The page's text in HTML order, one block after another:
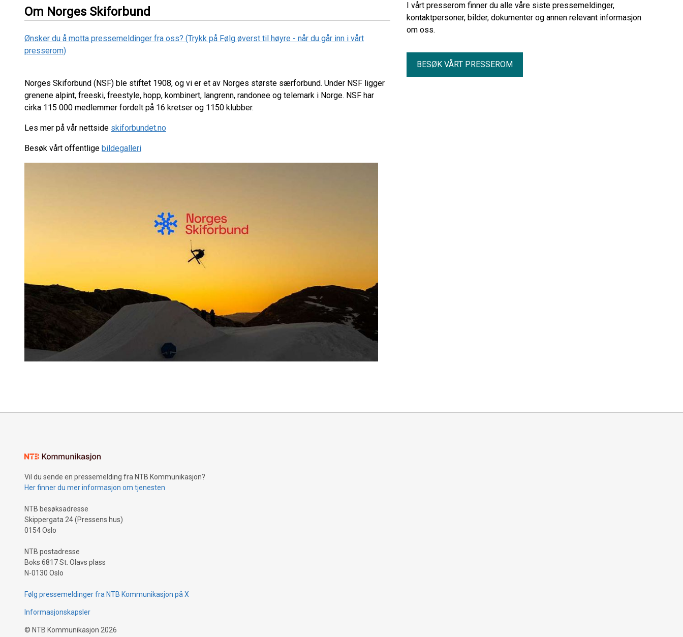
Om Norges Skiforbund
Ønsker du å motta pressemeldinger fra oss? (Trykk på Følg øverst til høyre - når du går inn i vårt
presserom)
Norges Skiforbund (NSF) ble stiftet 1908, og vi er et av Norges største særforbund. Under NSF ligger
grenene alpint, freeski, freestyle, hopp, kombinert, langrenn, randonee og telemark i Norge. NSF har
cirka 115 000 medlemmer fordelt på 16 kretser og 1150 klubber.
Les mer på vår nettside skiforbundet.no
Besøk vårt offentlige bildegalleri
I vårt presserom finner du alle våre siste pressemeldinger,
kontaktpersoner, bilder, dokumenter og annen relevant informasjon
om oss.
BESØK VÅRT PRESSEROM
Vil du sende en pressemelding fra NTB Kommunikasjon?
Her finner du mer informasjon om tjenesten
NTB besøksadresse
Skippergata 24 (Pressens hus)
0154 Oslo
NTB postadresse
Boks 6817 St. Olavs plass
N-0130 Oslo
Følg pressemeldinger fra NTB Kommunikasjon på X
Informasjonskapsler
© NTB Kommunikasjon 2026